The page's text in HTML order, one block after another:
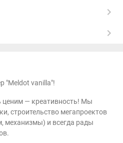
"Meldot vanilla"!
ценим — креативность! Мы
строительство мегапроектов
механизмы) и всегда рады